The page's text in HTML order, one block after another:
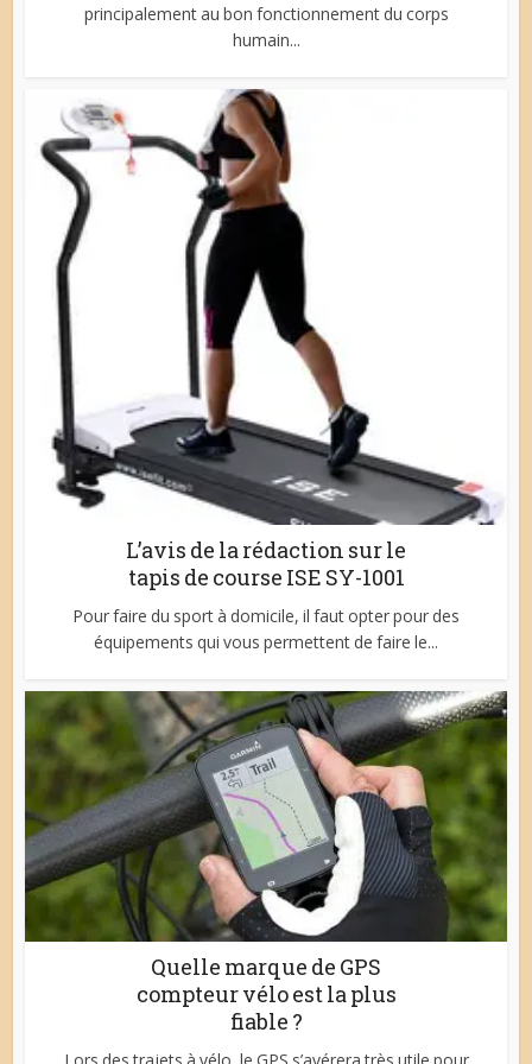
principalement au bon fonctionnement du corps
humain...
L’avis de la rédaction sur le
tapis de course ISE SY-1001
Pour faire du sport à domicile, il faut opter pour des
équipements qui vous permettent de faire le...
Quelle marque de GPS
compteur vélo est la plus
fiable ?
Lors des trajets à vélo, le GPS s’avérera très utile pour